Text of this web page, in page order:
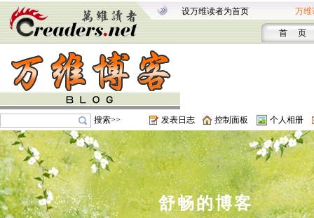
设万维读者为首页 万维
首 页
搜索>> 发表日志 控制面板 个人相册
舒畅的博客